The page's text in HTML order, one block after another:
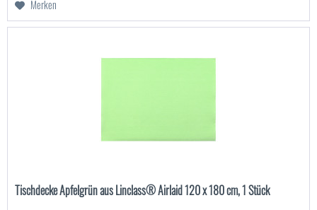
Merken
Tischdecke Apfelgrün aus Linclass® Airlaid 120 x 180 cm, 1 Stück